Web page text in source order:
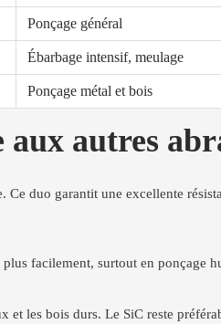
Ponçage général
Ébarbage intensif, meulage
Ponçage métal et bois
autres
Ce duo garantit une excellente
facilement, surtout en ponçage
les bois durs. Le SiC reste